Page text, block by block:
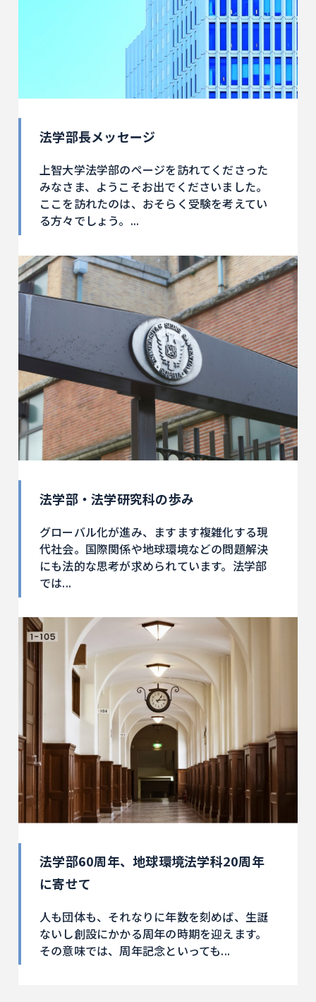
法学部長メッセージ
上智大学法学部のページを訪れてくださった
みなさま、ようこそお出でくださいました。
ここを訪れたのは、おそらく受験を考えてい
る方々でしょう。...
法学部・法学研究科の歩み
グローバル化が進み、ますます複雑化する現
代社会。国際関係や地球環境などの問題解決
にも法的な思考が求められています。法学部
では...
法学部60周年、地球環境法学科20周年
に寄せて
人も団体も、それなりに年数を刻めば、生誕
ないし創設にかかる周年の時期を迎えます。
その意味では、周年記念といっても...